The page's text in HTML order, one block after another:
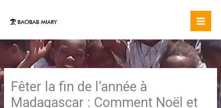
Fêter la fin de l’année à
Madagascar : Comment Noël et